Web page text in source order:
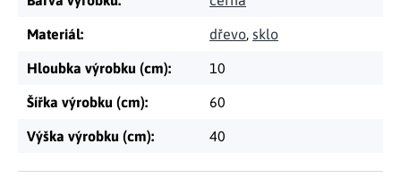
Materiál: dřevo, sklo
Hloubka výrobku (cm): 10
Šířka výrobku (cm): 60
Výška výrobku (cm): 40